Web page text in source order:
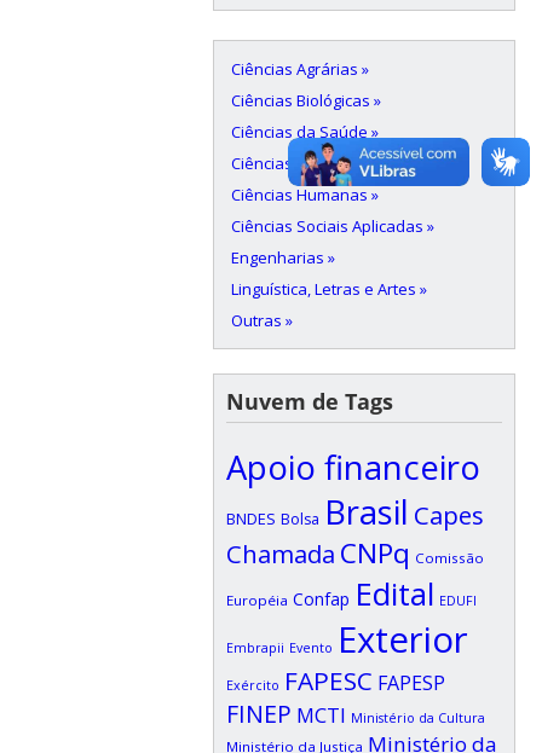
Ciências Agrárias »
Ciências Biológicas »
Ciências da Saúde »
Ciências Exatas e da Terra »
Ciências Humanas »
Ciências Sociais Aplicadas »
Engenharias »
Linguística, Letras e Artes »
Outras »
Nuvem de Tags
Apoio financeiro
BNDES Bolsa Brasil Capes
Chamada CNPq Comissão
Européia Confap Edital EDUFI
Embrapii Evento Exterior
Exército FAPESC FAPESP
FINEP MCTI Ministério da Cultura
Ministério da Justiça Ministério da